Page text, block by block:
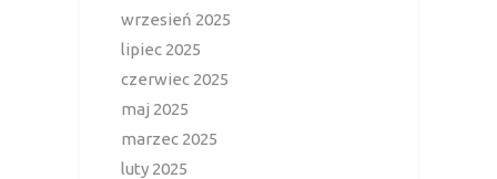
wrzesień 2025
lipiec 2025
czerwiec 2025
maj 2025
marzec 2025
luty 2025